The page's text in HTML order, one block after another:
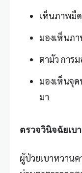
เห็นภาพมื
มองเห็นภ
ตามัว การ
มองเห็นจุ
มา
ตรวจวินิจฉัยเบ
ผู้ป่วยเบาหวานค